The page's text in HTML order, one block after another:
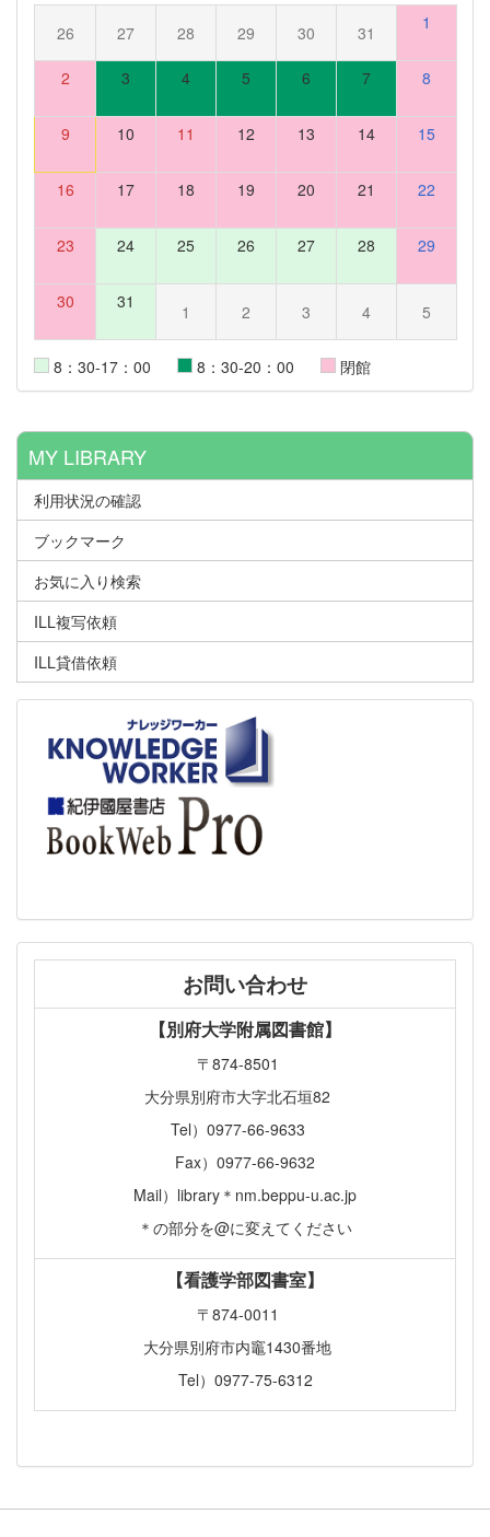
26 27 28 29 30 31 1
2 3 4 5 6 7 8
9 10 11 12 13 14 15
16 17 18 19 20 21 22
23 24 25 26 27 28 29
30 31 1 2 3 4 5
8：30-17：00 8：30-20：00 閉館
MY LIBRARY
利用状況の確認
ブックマーク
お気に入り検索
ILL複写依頼
ILL貸借依頼
お問い合わせ
【別府大学附属図書館】
〒874-8501
大分県別府市大字北石垣82
Tel）0977-66-9633
Fax）0977-66-9632
Mail）library＊nm.beppu-u.ac.jp
＊の部分を@に変えてください
【看護学部図書室】
〒874-0011
大分県別府市内竈1430番地
Tel）0977-75-6312